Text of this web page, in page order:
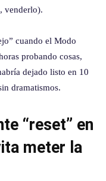
venderlo).
cuando el Modo
probando cosas,
dejado listo en 10
dramatismos.
“reset” en
meter la